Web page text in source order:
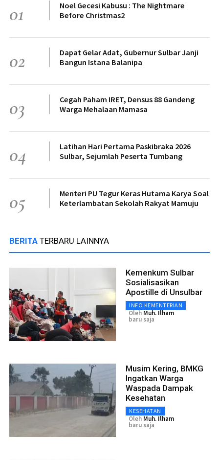
01
Noel Gecesi Kabusu : The Nightmare
Before Christmas2
02
Dapat Gelar Adat, Gubernur Sulbar Janji
Bangun Istana Balanipa
03
Cegah Paham IRET, Densus 88 Gandeng
Warga Mehalaan Mamasa
04
Latihan Hari Pertama Paskibraka 2026
Sulbar, Sejumlah Peserta Tumbang
05
Menteri PU Tegur Keras Hutama Karya Soal
Keterlambatan Sekolah Rakyat Mamuju
BERITA TERBARU LAINNYA
Kemenkum Sulbar
Sosialisasikan
Apostille di Unsulbar
INFO KEMENTERIAN
Oleh Muh. Ilham
baru saja
Musim Kering, BMKG
Ingatkan Warga
Waspada Dampak
Kesehatan
KESEHATAN
Oleh Muh. Ilham
baru saja